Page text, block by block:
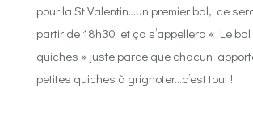
pour la St Valentin…un premier bal, ce
partir de 18h30 et ça s’appellera « Le
quiches » juste parce que chacun
petites quiches à grignoter…c’est tout !